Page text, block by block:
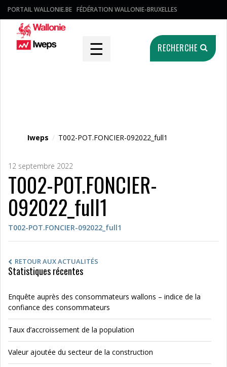
PORTAIL WALLONIE.BE FÉDÉRATION WALLONIE-BRUXELLES
☰ RECHERCHE
Iweps / T002-POT.FONCIER-092022_full1
12 septembre 2022
T002-POT.FONCIER-
092022_full1
T002-POT.FONCIER-092022_full1
RETOUR AUX ACTUALITÉS
Statistiques récentes
Enquête auprès des consommateurs wallons – indice de la
confiance des consommateurs
Taux d’accroissement de la population
Valeur ajoutée du secteur de la construction